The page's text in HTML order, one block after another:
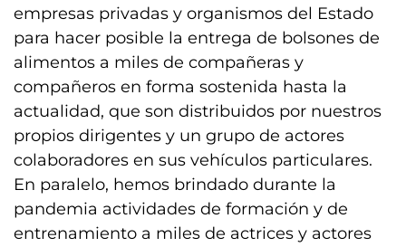
empresas privadas y organismos del Estado
para hacer posible la entrega de bolsones de
alimentos a miles de compañeras y
compañeros en forma sostenida hasta la
actualidad, que son distribuidos por nuestros
propios dirigentes y un grupo de actores
colaboradores en sus vehículos particulares.
En paralelo, hemos brindado durante la
pandemia actividades de formación y de
entrenamiento a miles de actrices y actores